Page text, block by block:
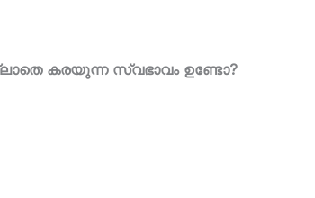
കരയുന്ന സ്വഭാവം ഉണ്ടോ?